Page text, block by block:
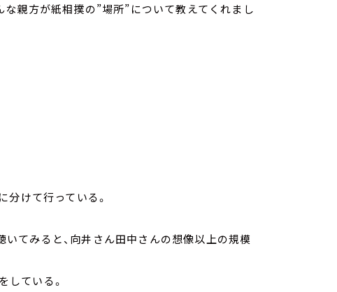
親方が紙相撲の”場所”について教えてくれまし
分けて行っている。
てみると、向井さん田中さんの想像以上の規模
ている。